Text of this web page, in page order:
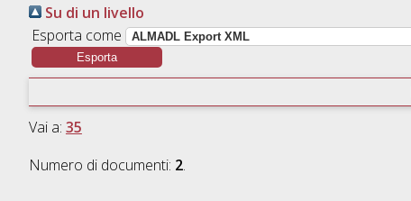
Su di un livello
Esporta come
Vai a: 35
Numero di documenti: 2.